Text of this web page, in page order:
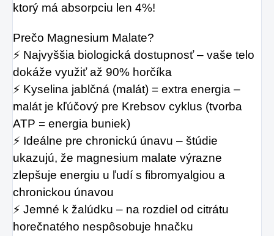
ktorý má absorpciu len 4%!
Prečo Magnesium Malate?
⚡ Najvyššia biologická dostupnosť – vaše telo
dokáže využiť až 90% horčíka
⚡ Kyselina jablčná (malát) = extra energia –
malát je kľúčový pre Krebsov cyklus (tvorba
ATP = energia buniek)
⚡ Ideálne pre chronickú únavu – štúdie
ukazujú, že magnesium malate výrazne
zlepšuje energiu u ľudí s fibromyalgiou a
chronickou únavou
⚡ Jemné k žalúdku – na rozdiel od citrátu
horečnatého nespôsobuje hnačku